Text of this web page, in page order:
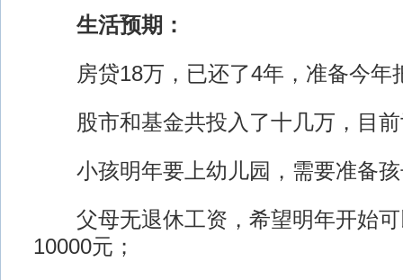
生活预期：
房贷18万，已还了4年，准备今年
股市和基金共投入了十几万，目前
小孩明年要上幼儿园，需要准备孩
父母无退休工资，希望明年开始可
10000元；